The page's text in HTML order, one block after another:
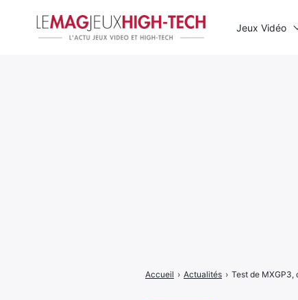
Accueil › Actualités › Test de MXGP3,
Jeux Vidéo